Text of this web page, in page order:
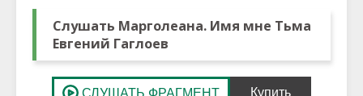
Слушать Марголеана. Имя мне Тьма
Евгений Гаглоев